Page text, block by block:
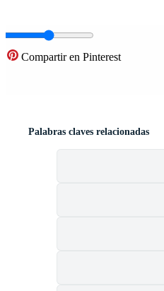
Compartir en Pinterest
Palabras claves relacionadas